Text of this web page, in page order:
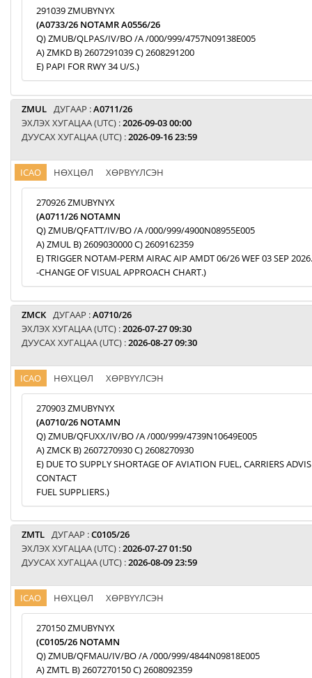
291039 ZMUBYNYX
(A0733/26 NOTAMR A0556/26
Q) ZMUB/QLPAS/IV/BO /A /000/999/4757N09138E005
A) ZMKD B) 2607291039 C) 2608291200
E) PAPI FOR RWY 34 U/S.)
ZMUL ДУГААР :A0711/26
ЭХЛЭХ ХУГАЦАА (UTC) :2026-09-03 00:00
ДУУСАХ ХУГАЦАА (UTC) :2026-09-16 23:59
ICAO НӨХЦӨЛ ХӨРВҮҮЛСЭН
270926 ZMUBYNYX
(A0711/26 NOTAMN
Q) ZMUB/QFATT/IV/BO /A /000/999/4900N08955E005
A) ZMUL B) 2609030000 C) 2609162359
E) TRIGGER NOTAM-PERM AIRAC AIP AMDT 06/26 WEF 03 SEP 2026.
-CHANGE OF VISUAL APPROACH CHART.)
ZMCK ДУГААР :A0710/26
ЭХЛЭХ ХУГАЦАА (UTC) :2026-07-27 09:30
ДУУСАХ ХУГАЦАА (UTC) :2026-08-27 09:30
ICAO НӨХЦӨЛ ХӨРВҮҮЛСЭН
270903 ZMUBYNYX
(A0710/26 NOTAMN
Q) ZMUB/QFUXX/IV/BO /A /000/999/4739N10649E005
A) ZMCK B) 2607270930 C) 2608270930
E) DUE TO SUPPLY SHORTAGE OF AVIATION FUEL, CARRIERS
CONTACT
FUEL SUPPLIERS.)
ZMTL ДУГААР :C0105/26
ЭХЛЭХ ХУГАЦАА (UTC) :2026-07-27 01:50
ДУУСАХ ХУГАЦАА (UTC) :2026-08-09 23:59
ICAO НӨХЦӨЛ ХӨРВҮҮЛСЭН
270150 ZMUBYNYX
(C0105/26 NOTAMN
Q) ZMUB/QFMAU/IV/BO /A /000/999/4844N09818E005
A) ZMTL B) 2607270150 C) 2608092359